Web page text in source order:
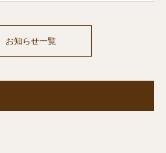
お知らせ一覧